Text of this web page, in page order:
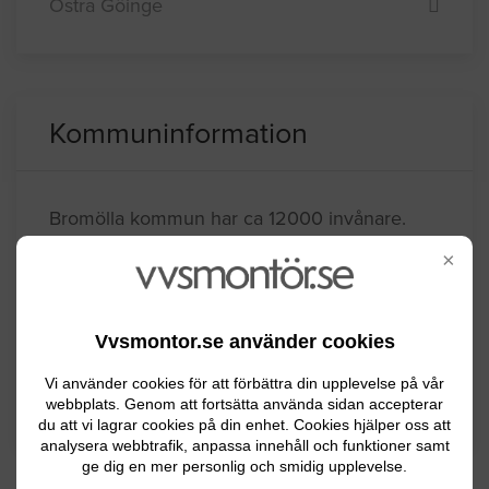
×
Vvsmontor.se använder cookies
Vi använder cookies för att förbättra din upplevelse på vår
webbplats. Genom att fortsätta använda sidan accepterar
du att vi lagrar cookies på din enhet. Cookies hjälper oss att
analysera webbtrafik, anpassa innehåll och funktioner samt
ge dig en mer personlig och smidig upplevelse.
Östra Göinge
Kommuninformation
Bromölla kommun har ca 12000 invånare.
skapar Bromölla och dess omgivningar
Bromölla är en utpräglad industrikommun.
BYGGLOVSINFORMATION FÖR BROMÖLLA